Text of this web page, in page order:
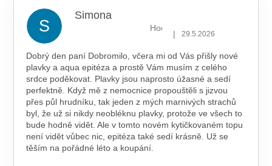
S
Simona
Hodnocení obchodu je 5 z 5
| 29.5.2026
Dobrý den paní Dobromilo, včera mi od Vás přišly nové
plavky a aqua epitéza a prostě Vám musím z celého
srdce poděkovat. Plavky jsou naprosto úžasné a sedí
perfektně. Když mě z nemocnice propouštěli s jizvou
přes půl hrudníku, tak jeden z mých marnivých strachů
byl, že už si nikdy neobléknu plavky, protože ve všech to
bude hodně vidět. Ale v tomto novém kytičkovaném topu
není vidět vůbec nic, epitéza také sedí krásně. Už se
těším na pořádné léto a koupání.